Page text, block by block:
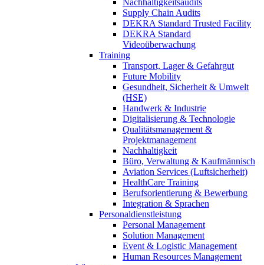
Supply Chain Audits
DEKRA Standard Trusted Facility
DEKRA Standard
Videoüberwachung
Training
Transport, Lager & Gefahrgut
Future Mobility
Gesundheit, Sicherheit & Umwelt
(HSE)
Handwerk & Industrie
Digitalisierung & Technologie
Qualitätsmanagement &
Projektmanagement
Nachhaltigkeit
Büro, Verwaltung & Kaufmännisch
Aviation Services (Luftsicherheit)
HealthCare Training
Berufsorientierung & Bewerbung
Integration & Sprachen
Personaldienstleistung
Personal Management
Solution Management
Event & Logistic Management
Human Resources Management